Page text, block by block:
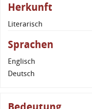
Herkunft
Literarisch
Sprachen
Englisch
Deutsch